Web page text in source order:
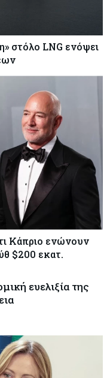
στόλο LNG ενόψει
Κάπριο ενώνουν
$200 εκατ.
ευελιξία της